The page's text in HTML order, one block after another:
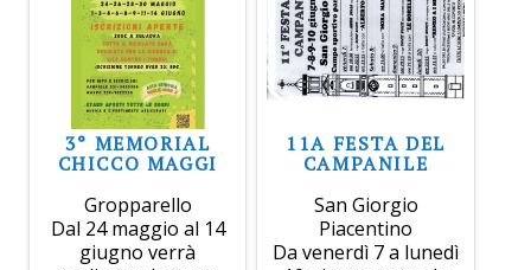
3° MEMORIAL
CHICCO MAGGI
Gropparello
Dal 24 maggio al 14
giugno verrà
11A FESTA DEL
CAMPANILE
San Giorgio
Piacentino
Da venerdì 7 a lunedì